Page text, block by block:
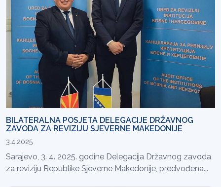
BILATERALNA POSJETA DELEGACIJE DRŽAVNOG
ZAVODA ZA REVIZIJU SJEVERNE MAKEDONIJE
3.4.2025
Sarajevo, 3. 4. 2025. godine Delegacija Državnog zavoda
za reviziju Republike Sjeverne Makedonije, predvođena...